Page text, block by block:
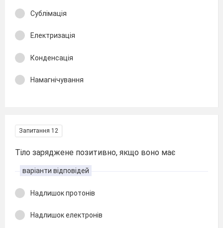
Сублімація
Електризація
Конденсація
Намагнічування
Запитання 12
Тіло заряджене позитивно, якщо воно має
варіанти відповідей
Надлишок протонів
Надлишок електронів